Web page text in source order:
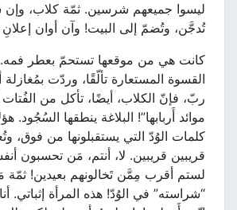
ليسوا جميعهم شرسين. ثمّة كلاب، وإن
تُدجَّن، وتُضمّ إلى البيت! وآن أوان إعلانِ
كانت هي من موقعها تستحمّ بعطر فمه.
القسوة المستعارة تألّقًا، وردّت بمُغازلة
ربّ، فإنّ الكلاب، أيضًا، تأكل من
موائد أَربابها”! البلاغة ينطقها السُجُود.
كلمات الوُدّ التي يستقبلونها من فوق،
قريبين قريبين. لا، أنتم، مَن تحسبون
لستم أقرب مِمَّن تَخالونهم بعيدين! ثمّة مَنْ
“شراسته” في الوُدّ! هذه المرأة إثباتي.